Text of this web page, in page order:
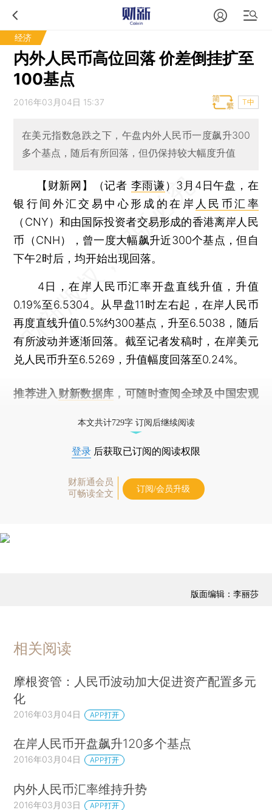
经济
内外人民币高位回落 价差倒挂扩至
100基点
2016年03月04日 15:37 T中
在美元指数急跌之下，午盘内外人民币一度飙升300
多个基点，随后有所回落，但仍保持较大幅度升值
【财新网】（记者 李雨谦） 3月4日午盘，在
银行间外汇交易中心形成的在岸 人民币汇率
（CNY）和由国际投资者交易形成的香港离岸人民
币（CNH），曾一度大幅飙升近300个基点，但自
下午2时后，均开始出现回落。
4日，在岸人民币汇率开盘直线升值，升值
0.19%至6.5304。从早盘11时左右起，在岸人民币
再度直线升值0.5%约300基点，升至6.5038，随后
有所波动并逐渐回落。截至记者发稿时，在岸美元
兑人民币升至6.5269，升值幅度回落至0.24%。
推荐进入 财新数据库 ，可随时查阅全球及中国宏观
本文共计729字 订阅后继续阅读
登录 后获取已订阅的阅读权限
财新通会员
可畅读全文
订阅/会员升级
版面编辑：李丽莎
相关阅读
摩根资管：人民币波动加大促进资产配置多元
化
2016年03月04日 APP打开
在岸人民币开盘飙升120多个基点
2016年03月04日 APP打开
内外人民币汇率维持升势
2016年03月03日 APP打开